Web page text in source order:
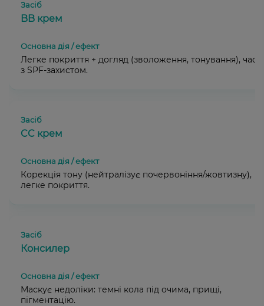
BB крем
Легке покриття + догляд (зволоження, тонування),
з SPF-захистом.
CC крем
Корекція тону (нейтралізує почервоніння/жовтизну),
легке покриття.
Консилер
Маскує недоліки: темні кола під очима, прищі,
пігментацію.